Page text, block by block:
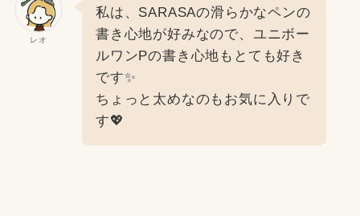
レオ
私は、SARASAの滑らかなペンの
書き心地が好みなので、ユニボー
ルワンPの書き心地もとても好き
です✨
ちょっと太めなのもお気に入りで
す💖